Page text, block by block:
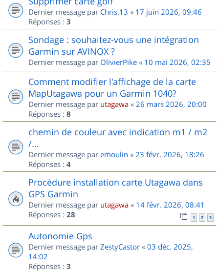
Dernier message par Chris.13 « 17 juin 2026, 09:46
Réponses : 3
Sondage : souhaitez-vous une intégration
Garmin sur AVINOX ?
Dernier message par OlivierPike « 10 mai 2026, 02:35
Comment modifier l'affichage de la carte
MapUtagawa pour un Garmin 1040?
Dernier message par utagawa « 26 mars 2026, 20:00
Réponses : 8
chemin de couleur avec indication m1 / m2
/...
Dernier message par emoulin « 23 févr. 2026, 18:26
Réponses : 4
Procédure installation carte Utagawa dans
GPS Garmin
Dernier message par utagawa « 14 févr. 2026, 08:41
Réponses : 28 1 2 3
Autonomie Gps
Dernier message par ZestyCastor « 03 déc. 2025,
14:02
Réponses : 3